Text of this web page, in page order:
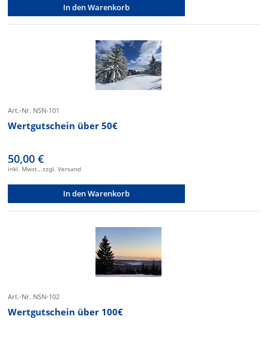
In den Warenkorb
Art.-Nr. NSN-101
Wertgutschein über 50€
50,00 €
inkl. Mwst., zzgl. Versand
In den Warenkorb
Art.-Nr. NSN-102
Wertgutschein über 100€